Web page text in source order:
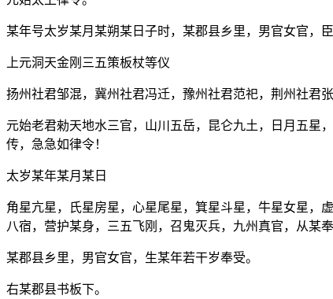
某年号太岁某月某朔某日子时，某郡县乡里，男官女官，
上元洞天金刚三五策板杖等仪
扬州社君邹混，冀州社君冯迁，豫州社君范祀，荆州社君
元始老君勑天地水三官，山川五岳，昆仑九土，日月五星
传，急急如律令！
太岁某年某月某日
角星亢星，氏星房星，心星尾星，箕星斗星，牛星女星，
八宿，营护某身，三五飞刚，召鬼灭兵，九州真官，从某
某郡县乡里，男官女官，生某年若干岁奉受。
右某郡县书板下。